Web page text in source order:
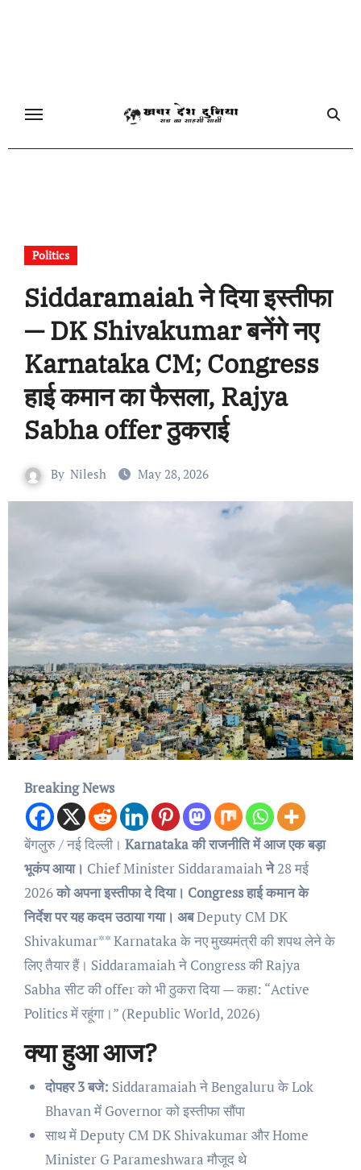
Politics
Siddaramaiah ने दिया इस्तीफा
— DK Shivakumar बनेंगे नए
Karnataka CM; Congress
हाई कमान का फैसला, Rajya
Sabha offer ठुकराई
By Nilesh May 28, 2026
Breaking News
बेंगलुरु / नई दिल्ली। Karnataka की राजनीति में आज एक बड़ा
भूकंप आया। Chief Minister Siddaramaiahने28 मई
2026को अपना इस्तीफा दे दिया। Congress हाई कमान के
निर्देश पर यह कदम उठाया गया। अबDeputy CM DK
Shivakumar** Karnataka के नए मुख्यमंत्री की शपथ लेने के
लिए तैयार हैं। Siddaramaiah ने Congress की Rajya
Sabha सीट की offer को भी ठुकरा दिया — कहा: “Active
Politics में रहूंगा।” (Republic World, 2026)
क्या हुआ आज?
दोपहर 3 बजे: Siddaramaiah ने Bengaluru के Lok
Bhavan में Governor को इस्तीफा सौंपा
साथ में Deputy CM DK Shivakumar और Home
Minister G Parameshwara मौजूद थे